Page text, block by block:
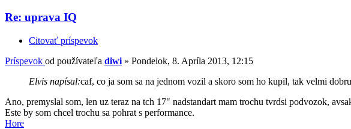
Re: uprava IQ
Citovať príspevok
Príspevok od používateľa diwi » Pondelok, 8. Apríla 2013, 12:15
Elvis napísal:caf, co ja som sa na jednom vozil a skoro som ho kupil, tak velmi
Ano, premyslal som, len uz teraz na tch 17" nadstandart mam trochu tvrdsi podvozok,
Este by som chcel trochu sa pohrat s performance.
Hore